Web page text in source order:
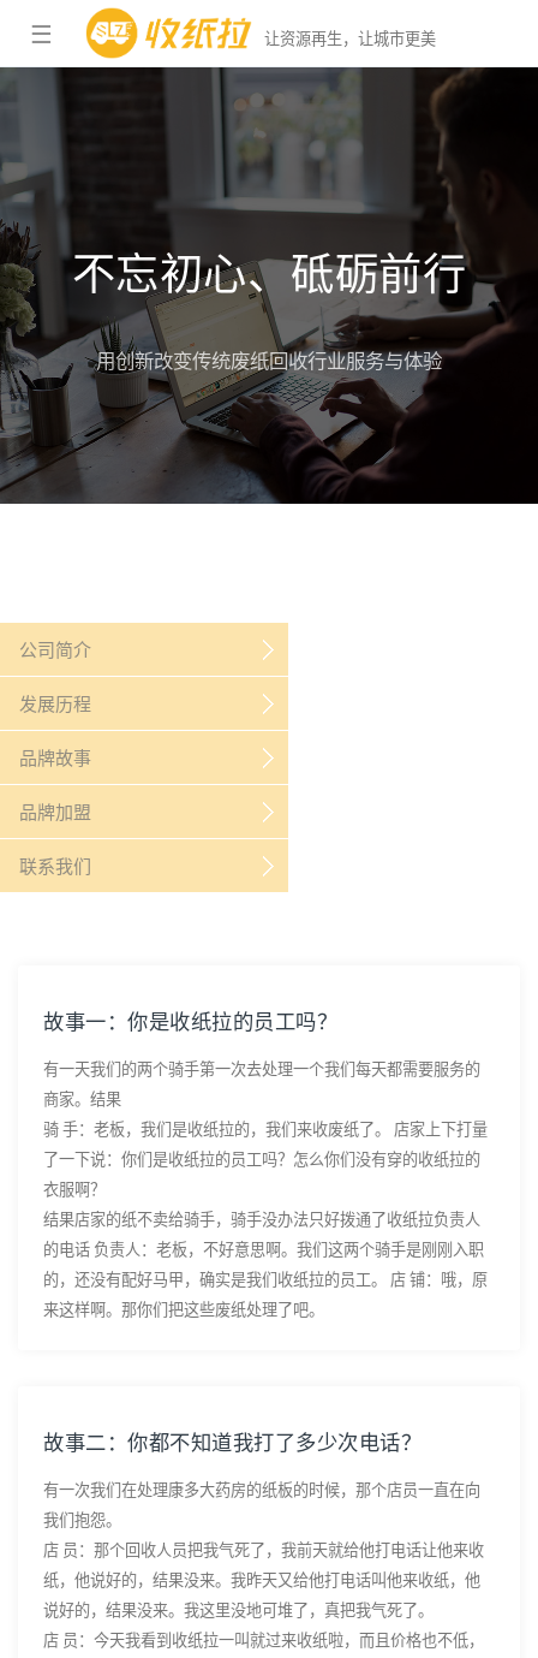
☰ 让资源再生，让城市更美
不忘初心、砥砺前行
用创新改变传统废纸回收行业服务与体验
公司简介
发展历程
品牌故事
品牌加盟
联系我们
故事一：你是收纸拉的员工吗？
有一天我们的两个骑手第一次去处理一个我们每天都需要服务的
商家。结果
骑 手：老板，我们是收纸拉的，我们来收废纸了。 店家上下打量
了一下说：你们是收纸拉的员工吗？怎么你们没有穿的收纸拉的
衣服啊？
结果店家的纸不卖给骑手，骑手没办法只好拨通了收纸拉负责人
的电话 负责人：老板，不好意思啊。我们这两个骑手是刚刚入职
的，还没有配好马甲，确实是我们收纸拉的员工。 店 铺：哦，原
来这样啊。那你们把这些废纸处理了吧。
故事二：你都不知道我打了多少次电话？
有一次我们在处理康多大药房的纸板的时候，那个店员一直在向
我们抱怨。
店 员：那个回收人员把我气死了，我前天就给他打电话让他来收
纸，他说好的，结果没来。我昨天又给他打电话叫他来收纸，他
说好的，结果没来。我这里没地可堆了，真把我气死了。
店 员：今天我看到收纸拉一叫就过来收纸啦，而且价格也不低，